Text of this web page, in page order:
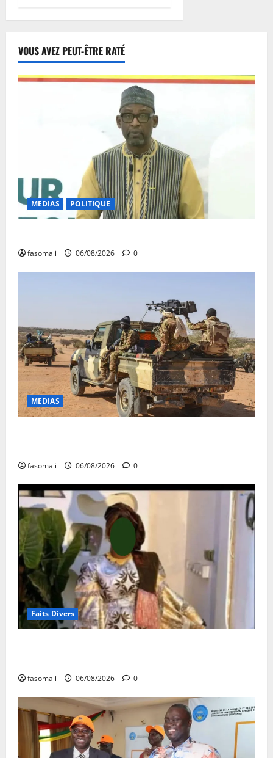
VOUS AVEZ PEUT-ÊTRE RATÉ
MEDIAS POLITIQUE
fasomali 06/08/2026 0
MEDIAS
fasomali 06/08/2026 0
Faits Divers
fasomali 06/08/2026 0